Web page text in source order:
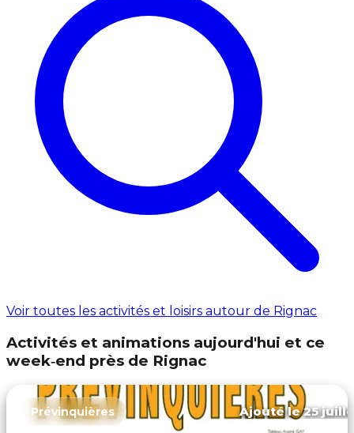
Voir toutes les activités et loisirs autour de Rignac
Activités et animations aujourd'hui et ce
week‑end près de Rignac
Prévinquières Ajouté le 25